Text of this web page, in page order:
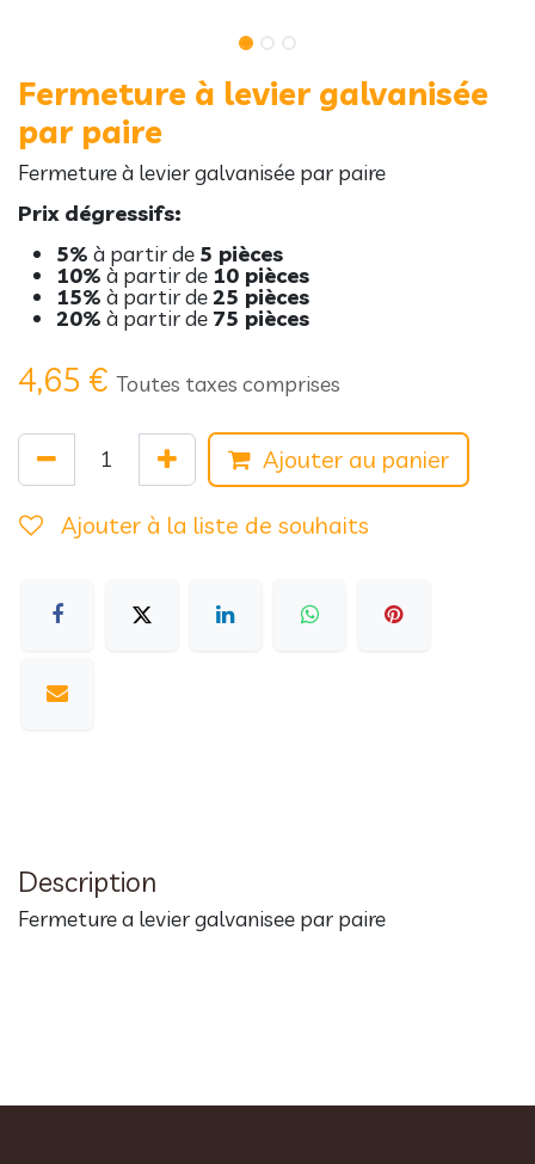
Fermeture à levier galvanisée
par paire
Fermeture à levier galvanisée par paire
Prix dégressifs:
5% à partir de 5 pièces
10% à partir de 10 pièces
15% à partir de25 pièces
20% à partir de 75 pièces
4,65 € Toutes taxes comprises
Ajouter au panier
Ajouter à la liste de souhaits
Description
Fermeture a levier galvanisee par paire